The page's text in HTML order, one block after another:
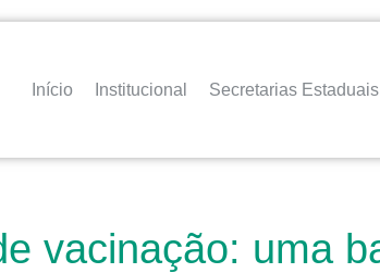
Início Institucional Secretarias
vacinação: uma